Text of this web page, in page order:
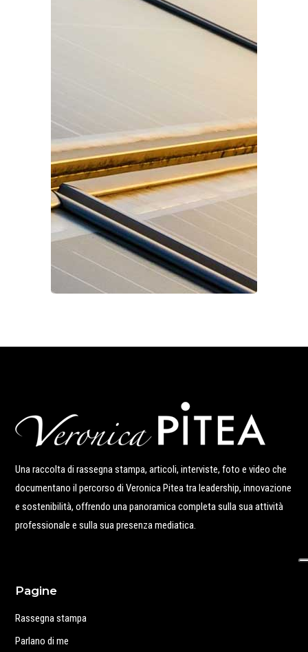
Una raccolta di rassegna stampa, articoli, interviste, foto e video che
documentano il percorso di Veronica Pitea tra leadership, innovazione
e sostenibilità, offrendo una panoramica completa sulla sua attività
professionale e sulla sua presenza mediatica.
Pagine
Rassegna stampa
Parlano di me